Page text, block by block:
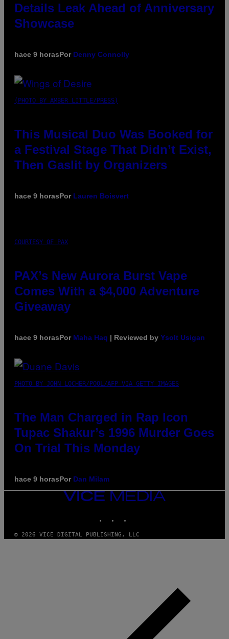
Details Leak Ahead of Anniversary
Showcase
hace 9 horasPor Denny Connolly
(PHOTO BY AMBER LITTLE/PRESS)
This Musical Duo Was Booked for
a Festival Stage That Didn’t Exist,
Then Gaslit by Organizers
hace 9 horasPor Lauren Boisvert
COURTESY OF PAX
PAX’s New Aurora Burst Vape
Comes With a $4,000 Adventure
Giveaway
hace 9 horasPor Maha Haq | Reviewed by Ysolt Usigan
PHOTO BY JOHN LOCHER/POOL/AFP VIA GETTY IMAGES
The Man Charged in Rap Icon
Tupac Shakur’s 1996 Murder Goes
On Trial This Monday
hace 9 horasPor Dan Milam
VICE
MEDIA
© 2026 VICE DIGITAL PUBLISHING, LLC